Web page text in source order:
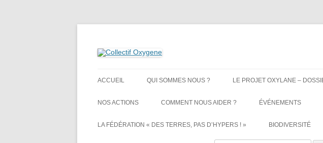
Collectif Oxygene
ACCUEIL QUI SOMMES NOUS ? LE PROJET OXYLANE –
NOS ACTIONS COMMENT NOUS AIDER ? ÉVÉNEMENTS
LA FÉDÉRATION « DES TERRES, PAS D’HYPERS ! » BIODIVERSITÉ